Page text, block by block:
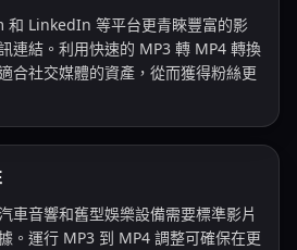
LinkedIn 等平台更青睞豐富的影
連結。利用快速的 MP3 轉 MP4 轉換
合社交媒體的資產，從而獲得粉絲更
車音響和舊型娛樂設備需要標準影片
。運行 MP3 到 MP4 調整可確保在更